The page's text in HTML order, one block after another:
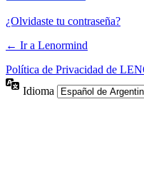
¿Olvidaste tu contraseña?
← Ir a Lenormind
Política de Privacidad de
Idioma